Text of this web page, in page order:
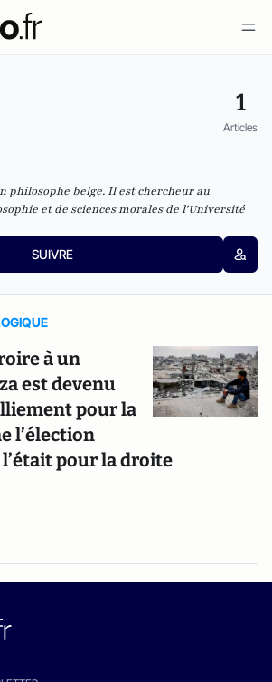
1
Articles
philosophe belge. Il est chercheur au
et de sciences morales de l'Université
SUIVRE
à un
est devenu
pour la
l’élection
pour la droite